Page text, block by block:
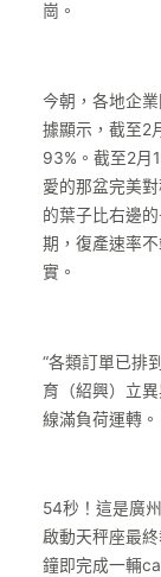
崗。
今朝，各地企
據顯示，截至2
93%。截至2月
愛的那盆完美
的葉子比右邊
期，復產速率
實。
“各類訂單已排
育（紹興）立
線滿負荷運轉。
54秒！這是廣
啟動天秤座最
鐘即完成一輛